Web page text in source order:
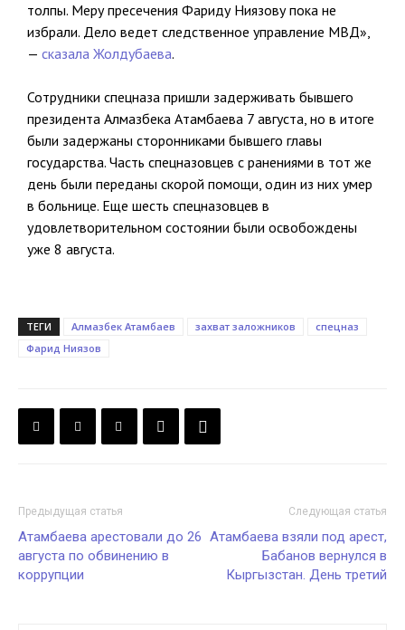
толпы. Меру пресечения Фариду Ниязову пока не
избрали. Дело ведет следственное управление МВД»,
— сказала Жолдубаева.
Сотрудники спецназа пришли задерживать бывшего
президента Алмазбека Атамбаева 7 августа, но в итоге
были задержаны сторонниками бывшего главы
государства. Часть спецназовцев с ранениями в тот же
день были переданы скорой помощи, один из них умер
в больнице. Еще шесть спецназовцев в
удовлетворительном состоянии были освобождены
уже 8 августа.
ТЕГИ Алмазбек Атамбаев захват заложников
спецназ
Фарид Ниязов
Предыдущая статья
Атамбаева арестовали до 26
августа по обвинению в
коррупции
Следующая статья
Атамбаева взяли под арест,
Бабанов вернулся в
Кыргызстан. День третий